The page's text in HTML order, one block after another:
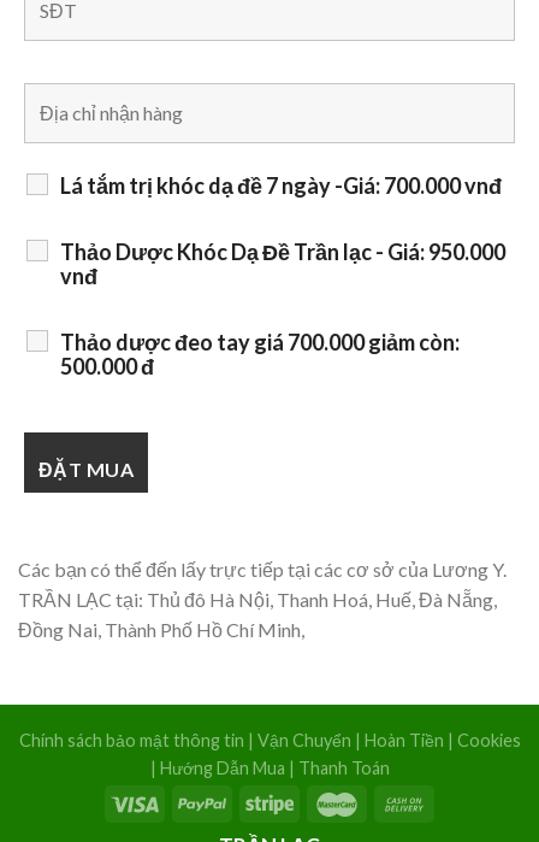
Lá tắm trị khóc dạ đề 7 ngày -Giá: 700.000 vnđ
Thảo Dược Khóc Dạ Đề Trần lạc - Giá: 950.000
vnđ
Thảo dược đeo tay giá 700.000 giảm còn:
500.000 đ
Các bạn có thể đến lấy trực tiếp tại các cơ sở của Lương Y.
TRẦN LẠC tại: Thủ đô Hà Nội, Thanh Hoá, Huế, Đà Nẵng,
Đồng Nai, Thành Phố Hồ Chí Minh,
Chính sách bảo mật thông tin | Vận Chuyển | Hoàn Tiền | Cookies
| Hướng Dẫn Mua | Thanh Toán